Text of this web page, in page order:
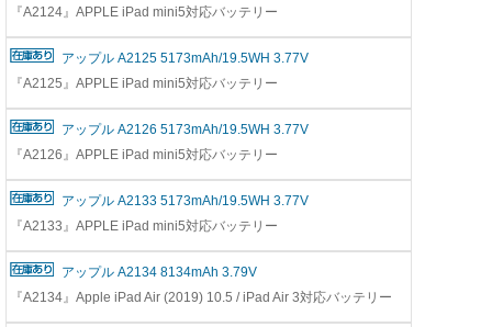
『A2124』APPLE iPad mini5対応バッテリー
アップル A2125 5173mAh/19.5WH 3.77V
『A2125』APPLE iPad mini5対応バッテリー
アップル A2126 5173mAh/19.5WH 3.77V
『A2126』APPLE iPad mini5対応バッテリー
アップル A2133 5173mAh/19.5WH 3.77V
『A2133』APPLE iPad mini5対応バッテリー
アップル A2134 8134mAh 3.79V
『A2134』Apple iPad Air (2019) 10.5 / iPad Air 3対応バッテリー